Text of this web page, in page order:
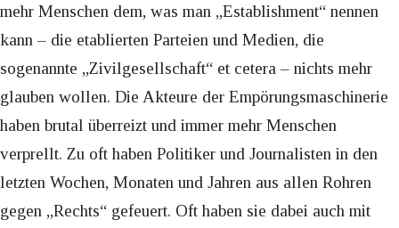
mehr Menschen dem, was man „Establishment“ nennen
kann – die etablierten Parteien und Medien, die
sogenannte „Zivilgesellschaft“ et cetera – nichts mehr
glauben wollen. Die Akteure der Empörungsmaschinerie
haben brutal überreizt und immer mehr Menschen
verprellt. Zu oft haben Politiker und Journalisten in den
letzten Wochen, Monaten und Jahren aus allen Rohren
gegen „Rechts“ gefeuert. Oft haben sie dabei auch mit